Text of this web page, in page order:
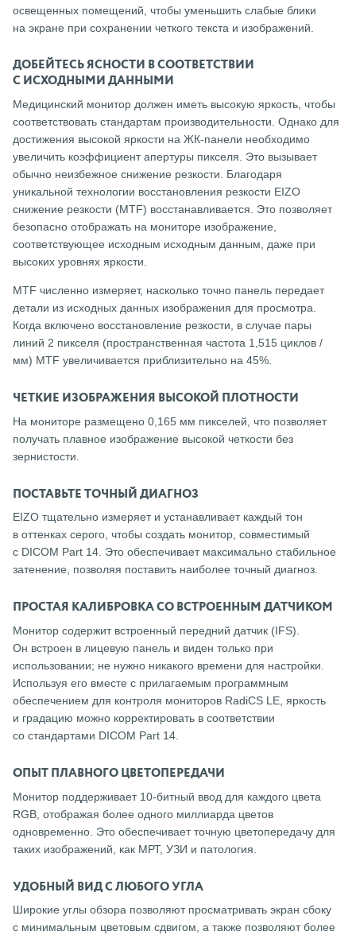
освещенных помещений, чтобы уменьшить слабые блики
на экране при сохранении четкого текста и изображений.
ДОБЕЙТЕСЬ ЯСНОСТИ В СООТВЕТСТВИИ
С ИСХОДНЫМИ ДАННЫМИ
Медицинский монитор должен иметь высокую яркость, чтобы
соответствовать стандартам производительности. Однако для
достижения высокой яркости на ЖК-панели необходимо
увеличить коэффициент апертуры пикселя. Это вызывает
обычно неизбежное снижение резкости. Благодаря
уникальной технологии восстановления резкости EIZO
снижение резкости (MTF) восстанавливается. Это позволяет
безопасно отображать на мониторе изображение,
соответствующее исходным исходным данным, даже при
высоких уровнях яркости.
MTF численно измеряет, насколько точно панель передает
детали из исходных данных изображения для просмотра.
Когда включено восстановление резкости, в случае пары
линий 2 пикселя (пространственная частота 1,515 циклов /
мм) MTF увеличивается приблизительно на 45%.
ЧЕТКИЕ ИЗОБРАЖЕНИЯ ВЫСОКОЙ ПЛОТНОСТИ
На мониторе размещено 0,165 мм пикселей, что позволяет
получать плавное изображение высокой четкости без
зернистости.
ПОСТАВЬТЕ ТОЧНЫЙ ДИАГНОЗ
EIZO тщательно измеряет и устанавливает каждый тон
в оттенках серого, чтобы создать монитор, совместимый
с DICOM Part 14. Это обеспечивает максимально стабильное
затенение, позволяя поставить наиболее точный диагноз.
ПРОСТАЯ КАЛИБРОВКА СО ВСТРОЕННЫМ ДАТЧИКОМ
Монитор содержит встроенный передний датчик (IFS).
Он встроен в лицевую панель и виден только при
использовании; не нужно никакого времени для настройки.
Используя его вместе с прилагаемым программным
обеспечением для контроля мониторов RadiCS LE, яркость
и градацию можно корректировать в соответствии
со стандартами DICOM Part 14.
ОПЫТ ПЛАВНОГО ЦВЕТОПЕРЕДАЧИ
Монитор поддерживает 10-битный ввод для каждого цвета
RGB, отображая более одного миллиарда цветов
одновременно. Это обеспечивает точную цветопередачу для
таких изображений, как МРТ, УЗИ и патология.
УДОБНЫЙ ВИД С ЛЮБОГО УГЛА
Широкие углы обзора позволяют просматривать экран сбоку
с минимальным цветовым сдвигом, а также позволяют более